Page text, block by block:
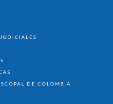
DE COLOMBIA